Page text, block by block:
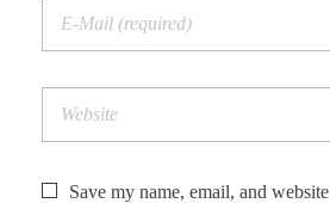
Save my name, email, and